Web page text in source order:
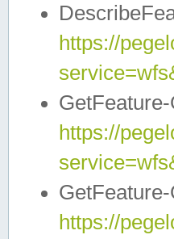
https://
https://
https://